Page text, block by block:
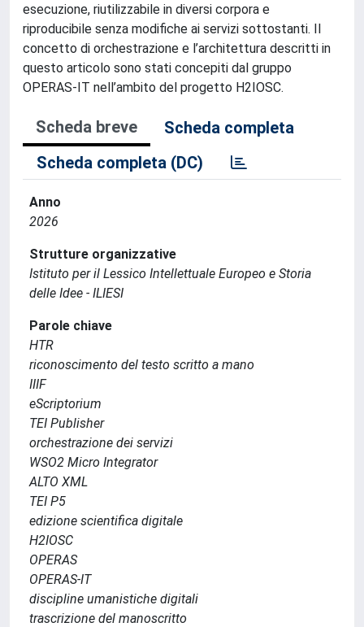
esecuzione, riutilizzabile in diversi corpora e
riproducibile senza modifiche ai servizi sottostanti. Il
concetto di orchestrazione e l’architettura descritti in
questo articolo sono stati concepiti dal gruppo
OPERAS-IT nell’ambito del progetto H2IOSC.
Scheda breve
Scheda completa
Scheda completa (DC)
Anno
2026
Strutture organizzative
Istituto per il Lessico Intellettuale Europeo e Storia
delle Idee - ILIESI
Parole chiave
HTR
riconoscimento del testo scritto a mano
IIIF
eScriptorium
TEI Publisher
orchestrazione dei servizi
WSO2 Micro Integrator
ALTO XML
TEI P5
edizione scientifica digitale
H2IOSC
OPERAS
OPERAS-IT
discipline umanistiche digitali
trascrizione del manoscritto